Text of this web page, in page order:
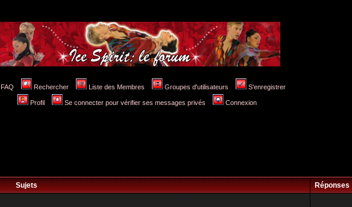
FAQ Rechercher Liste des Membres Groupes d'utilisateurs S'enregistrer
Profil Se connecter pour vérifier ses messages privés Connexion
Sujets Réponses